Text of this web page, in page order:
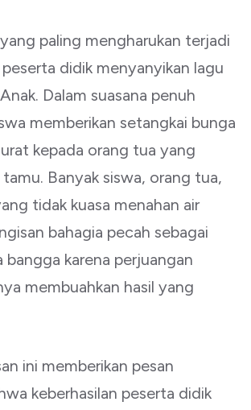
paling mengharukan terjadi
didik menyanyikan lagu
Dalam suasana penuh
memberikan setangkai bunga
kepada orang tua yang
Banyak siswa, orang tua,
tidak kuasa menahan air
bahagia pecah sebagai
bangga karena perjuangan
membuahkan hasil yang
ini memberikan pesan
keberhasilan peserta didik